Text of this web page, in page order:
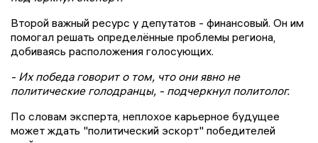
Второй важный ресурс у депутатов - финансовый. Он им
помогал решать определённые проблемы региона,
добиваясь расположения голосующих.
- Их победа говорит о том, что они явно не
политические голодранцы, - подчеркнул политолог.
По словам эксперта, неплохое карьерное будущее
может ждать "политический эскорт" победителей